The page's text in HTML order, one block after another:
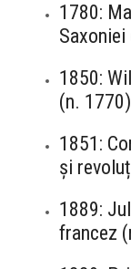
1780:
1850:
(n. 1770)
1851:
și
1889:
francez